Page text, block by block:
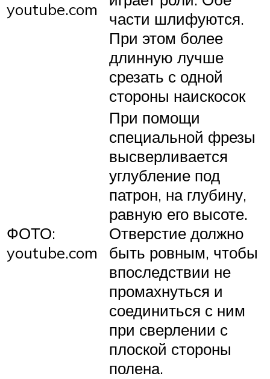
youtube.com
части шлифуются.
При этом более
длинную лучше
срезать с одной
стороны наискосок
ФОТО:
youtube.com
При помощи
специальной фрезы
высверливается
углубление под
патрон, на глубину,
равную его высоте.
Отверстие должно
быть ровным, чтобы
впоследствии не
промахнуться и
соединиться с ним
при сверлении с
плоской стороны
полена.